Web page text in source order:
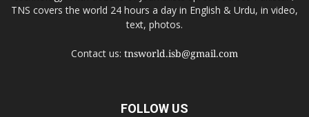
TNS covers the world 24 hours a day in English & Urdu, in video,
text, photos.
Contact us: tnsworld.isb@gmail.com
FOLLOW US